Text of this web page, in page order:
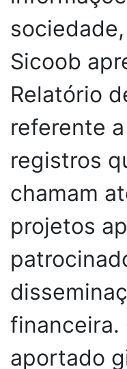
Sicoob
Relatório
referente
registros
chamam
projetos
financeira.
aportado